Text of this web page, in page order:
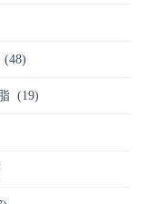
(19)